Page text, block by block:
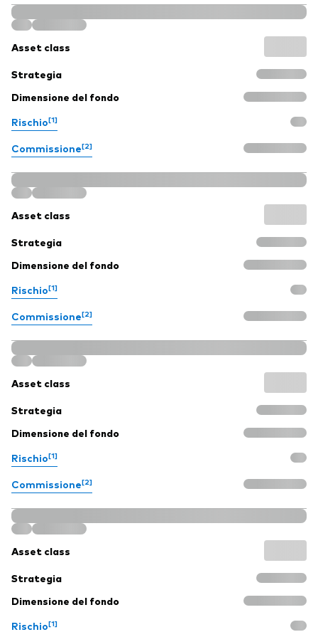
Asset class
Strategia
Dimensione del fondo
Rischio[1]
Commissione[2]
Asset class
Strategia
Dimensione del fondo
Rischio[1]
Commissione[2]
Asset class
Strategia
Dimensione del fondo
Rischio[1]
Commissione[2]
Asset class
Strategia
Dimensione del fondo
Rischio[1]